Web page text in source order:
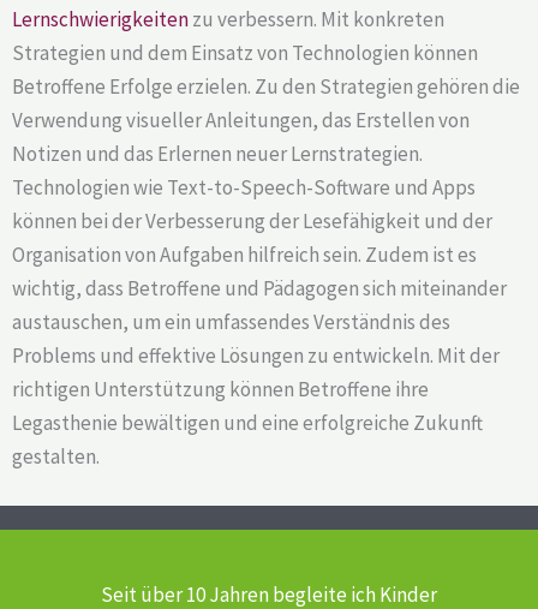
Lernschwierigkeitenzu verbessern. Mit konkreten
Strategien und dem Einsatz von Technologien können
Betroffene Erfolge erzielen. Zu den Strategien gehören die
Verwendung visueller Anleitungen, das Erstellen von
Notizen und das Erlernen neuer Lernstrategien.
Technologien wie Text-to-Speech-Software und Apps
können bei der Verbesserung der Lesefähigkeit und der
Organisation von Aufgaben hilfreich sein. Zudem ist es
wichtig, dass Betroffene und Pädagogen sich miteinander
austauschen, um ein umfassendes Verständnis des
Problems und effektive Lösungen zu entwickeln. Mit der
richtigen Unterstützung können Betroffene ihre
Legasthenie bewältigen und eine erfolgreiche Zukunft
gestalten.
Seit über 10 Jahren begleite ich Kinder